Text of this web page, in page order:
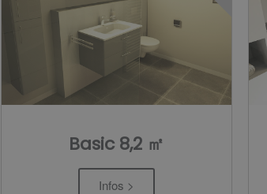
Basic 8,2 ㎡
Infos >